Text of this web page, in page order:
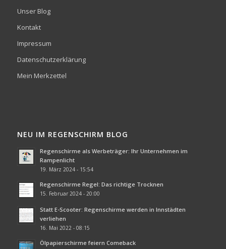
Unser Blog
Kontakt
Impressum
Datenschutzerklärung
Mein Merkzettel
NEU IM REGENSCHIRM BLOG
Regenschirme als Werbeträger: Ihr Unternehmen im
Rampenlicht
19. März 2024 - 15:54
Regenschirme Regel: Das richtige Trocknen
15. Februar 2024 - 20:00
Statt E-Scooter: Regenschirme werden in Innstädten
verliehen
16. Mai 2022 - 08:15
Ölpapierschirme feiern Comeback